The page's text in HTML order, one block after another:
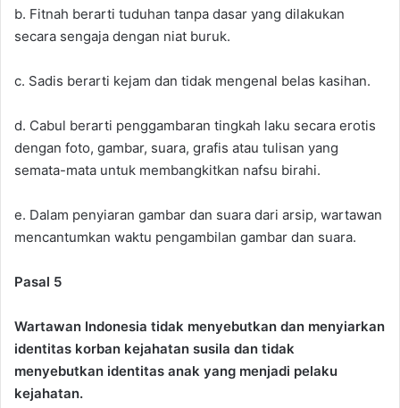
b. Fitnah berarti tuduhan tanpa dasar yang dilakukan
secara sengaja dengan niat buruk.
c. Sadis berarti kejam dan tidak mengenal belas kasihan.
d. Cabul berarti penggambaran tingkah laku secara erotis
dengan foto, gambar, suara, grafis atau tulisan yang
semata-mata untuk membangkitkan nafsu birahi.
e. Dalam penyiaran gambar dan suara dari arsip, wartawan
mencantumkan waktu pengambilan gambar dan suara.
Pasal 5
Wartawan Indonesia tidak menyebutkan dan menyiarkan
identitas korban kejahatan susila dan tidak
menyebutkan identitas anak yang menjadi pelaku
kejahatan.